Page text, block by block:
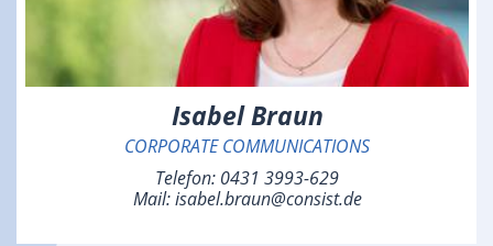
Isabel Braun
CORPORATE COMMUNICATIONS
Telefon: 0431 3993-629
Mail:isabel.braun@consist.de